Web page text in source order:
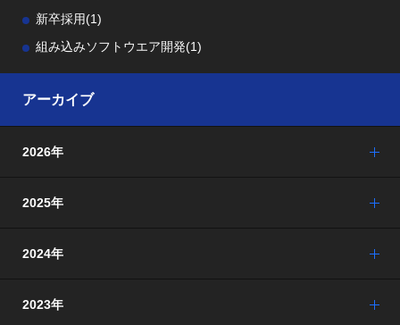
新卒採用(1)
組み込みソフトウエア開発(1)
アーカイブ
2026年
2025年
2024年
2023年